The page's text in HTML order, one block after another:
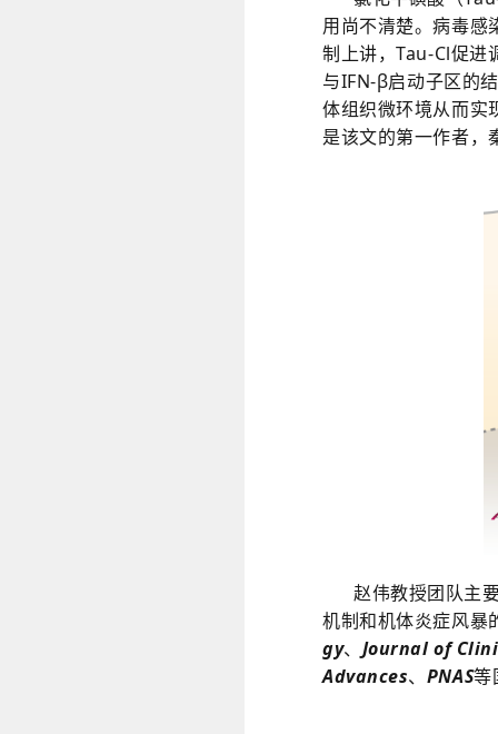
用尚不清楚。病毒感
制上讲，Tau-Cl促进
与IFN-β启动子区的
体组织微环境从而实
是该文的第一作者，
赵伟教授团队主
机制和机体炎症风暴
gy、 Journal of
Advances、 PNAS等